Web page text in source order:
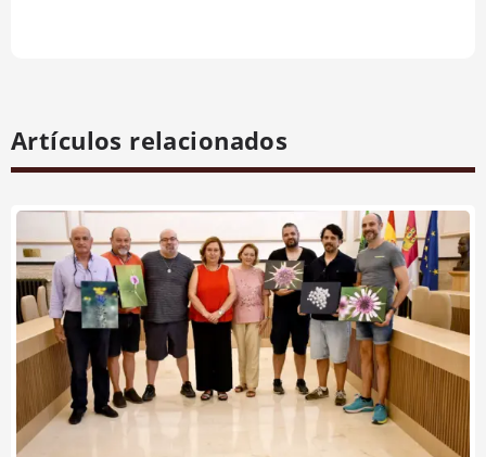
Artículos relacionados